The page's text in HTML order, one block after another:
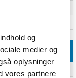
og
medier og
oplysninger
vores partnere